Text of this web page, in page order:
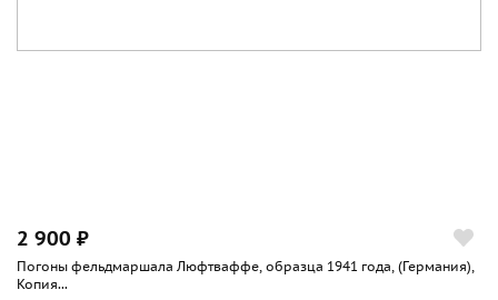
2 900 ₽
Погоны фельдмаршала Люфтваффе, образца 1941 года, (Германия),
Копия...